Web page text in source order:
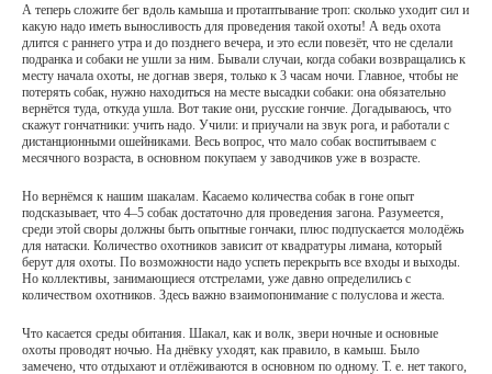
А теперь сложите бег вдоль камыша и протаптывание троп: сколько уходит сил и
какую надо иметь выносливость для проведения такой охоты! А ведь охота
длится с раннего утра и до позднего вечера, и это если повезёт, что не сделали
подранка и собаки не ушли за ним. Бывали случаи, когда собаки возвращались к
месту начала охоты, не догнав зверя, только к 3 часам ночи. Главное, чтобы не
потерять собак, нужно находиться на месте высадки собаки: она обязательно
вернётся туда, откуда ушла. Вот такие они, русские гончие. Догадываюсь, что
скажут гончатники: учить надо. Учили: и приучали на звук рога, и работали с
дистанционными ошейниками. Весь вопрос, что мало собак воспитываем с
месячного возраста, в основном покупаем у заводчиков уже в возрасте.
Но вернёмся к нашим шакалам. Касаемо количества собак в гоне опыт
подсказывает, что 4–5 собак достаточно для проведения загона. Разумеется,
среди этой своры должны быть опытные гончаки, плюс подпускается молодёжь
для натаски. Количество охотников зависит от квадратуры лимана, который
берут для охоты. По возможности надо успеть перекрыть все входы и выходы.
Но коллективы, занимающиеся отстрелами, уже давно определились с
количеством охотников. Здесь важно взаимопонимание с полуслова и жеста.
Что касается среды обитания. Шакал, как и волк, звери ночные и основные
охоты проводят ночью. На днёвку уходят, как правило, в камыш. Было
замечено, что отдыхают и отлёживаются в основном по одному. Т. е. нет такого,